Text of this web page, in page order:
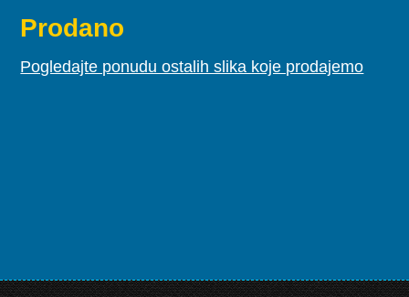
Prodano
Pogledajte ponudu ostalih slika koje prodajemo